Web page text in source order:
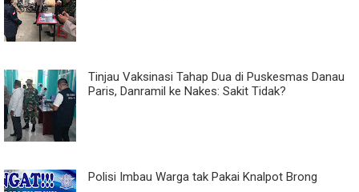
Tinjau Vaksinasi Tahap Dua di Puskesmas Danau
Paris, Danramil ke Nakes: Sakit Tidak?
Polisi Imbau Warga tak Pakai Knalpot Brong